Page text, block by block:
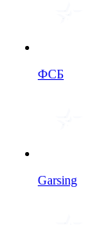
ФСБ
Garsing